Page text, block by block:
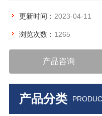
更新时间： 2023-04-11
浏览次数： 1265
产品咨询
产品分类